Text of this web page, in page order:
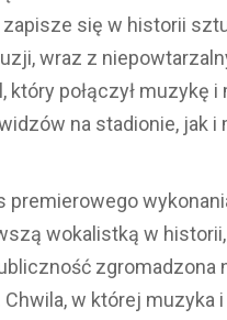
się w historii
wraz z
który połączył muzykę
na stadionie, jak
premierowego
wokalistką w
zgromadzona
w której muzyka